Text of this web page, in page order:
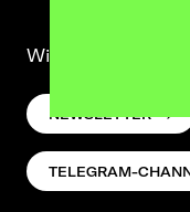
Wir lassen was
NEWSLETTER
TELEGRAM-